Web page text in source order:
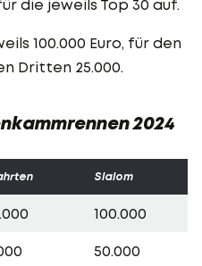
die jeweils Top 30 auf.
100.000 Euro, für den
Dritten 25.000.
2024
Slalom
100.000
50.000